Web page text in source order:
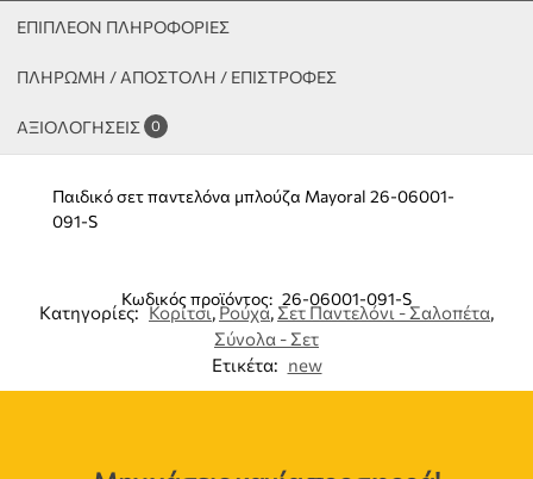
ΕΠΙΠΛΈΟΝ ΠΛΗΡΟΦΟΡΊΕΣ
ΠΛΗΡΩΜΗ / ΑΠΟΣΤΟΛΗ / ΕΠΙΣΤΡΟΦΕΣ
ΑΞΙΟΛΟΓΉΣΕΙΣ 0
Παιδικό σετ παντελόνα μπλούζα Mayoral 26-06001-
091-S
Κωδικός προϊόντος: 26-06001-091-S
Κατηγορίες: Κορίτσι,Ρούχα, Σετ Παντελόνι - Σαλοπέτα
Σύνολα - Σετ
Ετικέτα: new